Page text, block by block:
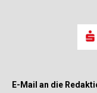
E-Mail an die